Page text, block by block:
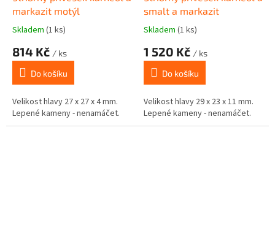
markazit motýl
Skladem (1 ks)
814 Kč / ks
Do košíku
Velikost hlavy 27 x 27 x 4 mm.
Lepené kameny - nenamáčet.
smalt a markazit
Skladem (1 ks)
1 520 Kč / ks
Do košíku
Velikost hlavy 29 x 23 x 11 mm.
Lepené kameny - nenamáčet.